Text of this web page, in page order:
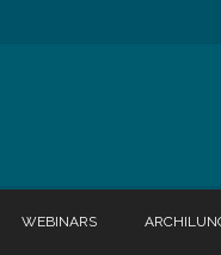
WEBINARS